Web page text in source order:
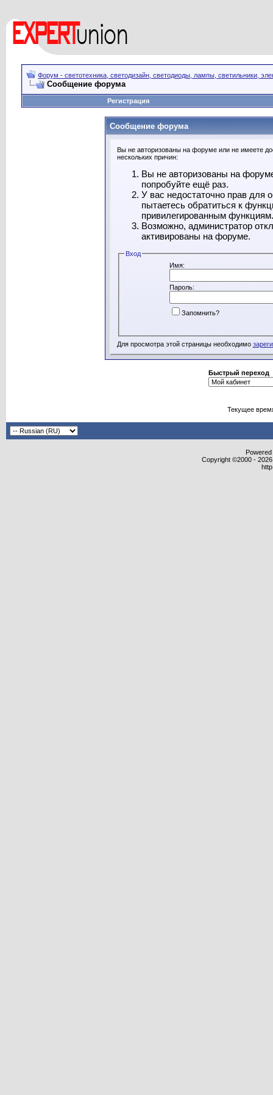
Форум - светотехника, светодизайн, светодиоды, лампы, светильники,
Сообщение форума
Регистрация
Сообщение форума
Вы не авторизованы на форуме или не имеете
нескольких причин:
Вы не авторизованы на
попробуйте ещё раз.
У вас недостаточно прав для
пытаетесь обратиться к
привилегированным функциям.
Возможно, администратор
активированы на форуме.
Вход
Имя:
Пароль:
Запомнить?
Для просмотра этой страницы необходимо
Быстрый переход
Текущее
Copyright ©2000 -